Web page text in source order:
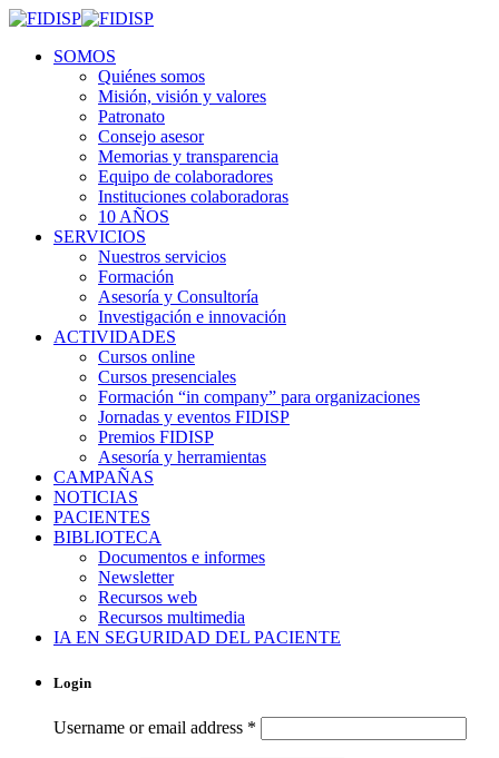
SOMOS
Quiénes somos
Misión, visión y valores
Patronato
Consejo asesor
Memorias y transparencia
Equipo de colaboradores
Instituciones colaboradoras
10 AÑOS
SERVICIOS
Nuestros servicios
Formación
Asesoría y Consultoría
Investigación e innovación
ACTIVIDADES
Cursos online
Cursos presenciales
Formación “in company” para organizaciones
Jornadas y eventos FIDISP
Premios FIDISP
Asesoría y herramientas
CAMPAÑAS
NOTICIAS
PACIENTES
BIBLIOTECA
Documentos e informes
Newsletter
Recursos web
Recursos multimedia
IA EN SEGURIDAD DEL PACIENTE
Login
Username or email address *